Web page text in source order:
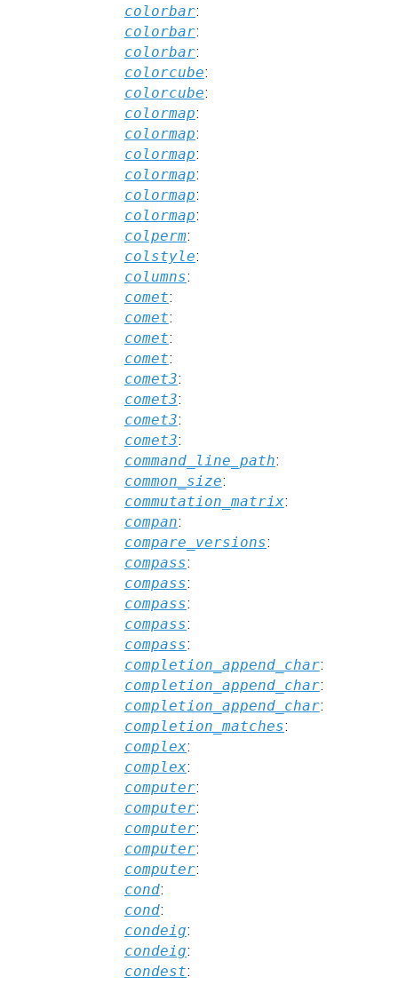
colorbar:
colorbar:
colorbar:
colorcube:
colorcube:
colormap:
colormap:
colormap:
colormap:
colormap:
colormap:
colperm:
colstyle:
columns:
comet:
comet:
comet:
comet:
comet3:
comet3:
comet3:
comet3:
command_line_path:
common_size:
commutation_matrix:
compan:
compare_versions:
compass:
compass:
compass:
compass:
compass:
completion_append_char:
completion_append_char:
completion_append_char:
completion_matches:
complex:
complex:
computer:
computer:
computer:
computer:
computer:
cond:
cond:
condeig:
condeig:
condest: